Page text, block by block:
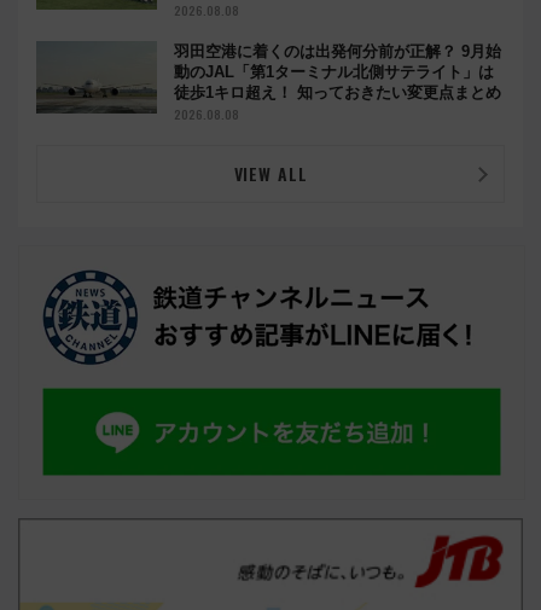
2026.08.08
羽田空港に着くのは出発何分前が正解？ 9月始
動のJAL「第1ターミナル北側サテライト」は
徒歩1キロ超え！ 知っておきたい変更点まとめ
2026.08.08
VIEW ALL